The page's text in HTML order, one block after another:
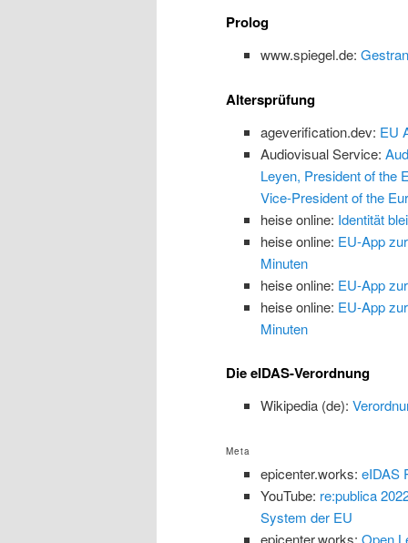
Prolog
www.spiegel.de:
Altersprüfung
ageverification.dev: EU
Audiovisual Service:
Leyen, President of the
Vice-President of the
heise online: Identität
heise online: EU-App
Minuten
heise online: EU-App
heise online: EU-App
Minuten
Die eIDAS-Verordnung
Wikipedia (de):
Meta
epicenter.works: eIDAS
YouTube: re:publica
System der EU
epicenter.works: Open